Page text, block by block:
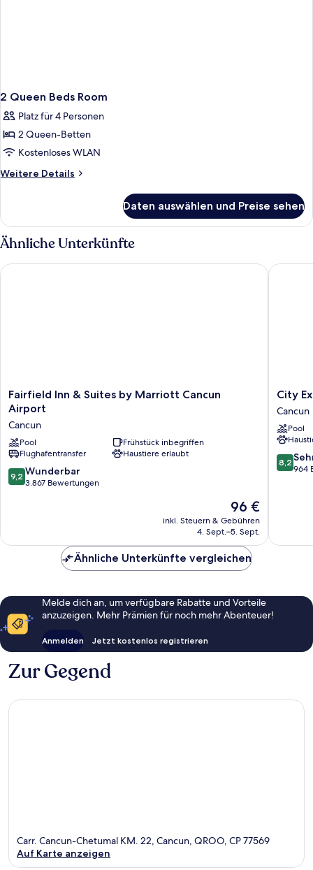
2 Queen Beds Room
Platz für 4 Personen
2 Queen-Betten
Kostenloses WLAN
Weitere Details
Weitere
Queen
Beds
Room
Daten auswählen und Preise sehen
Ähnliche Unterkünfte
Fairfield
Inn
Suites
by
Marriott
Cancun
Airport
Fairfield Inn & Suites by Marriott Cancun
Airport
Cancun
Pool
Frühstück inbegriffen
Flughafentransfer
Haustiere erlaubt
9.2
von
9,2 Wunderbar
3.867 Bewertungen
Der
Preis
beträgt
96 €
inkl. Steuern & Gebühren
4. Sept.–5. Sept.
Fairfield Inn & Suites by Marriott Cancun Airport
City
Express
By
Marriott
Cancun
Cancun
City
Cancun
Pool
8.2
von
8,2
964
City
Ähnliche Unterkünfte vergleichen
Melde dich an, um verfügbare Rabatte und Vorteile
anzuzeigen. Mehr Prämien für noch mehr Abenteuer!
Anmelden Jetzt kostenlos registrieren
Zur Gegend
Carr. Cancun-Chetumal KM. 22, Cancun, QROO, CP 77569
Auf Karte anzeigen